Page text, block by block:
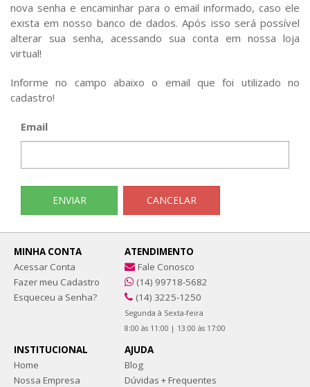
nova senha e encaminhar para o email informado, caso ele
exista em nosso banco de dados. Após isso será possível
alterar sua senha, acessando sua conta em nossa loja
virtual!
Informe no campo abaixo o email que foi utilizado no
cadastro!
Email
CANCELAR
MINHA CONTA
Acessar Conta
Fazer meu Cadastro
Esqueceu a Senha?
ATENDIMENTO
Fale Conosco
(14) 99718-5682
(14) 3225-1250
Segunda à Sexta-feira
8:00 às 11:00 | 13:00 às 17:00
INSTITUCIONAL
Home
Nossa Empresa
AJUDA
Blog
Dúvidas + Frequentes